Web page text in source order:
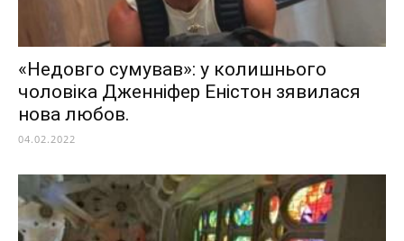
«Недовго сумував»: у колишнього
чоловіка Дженніфер Еністон зявилася
нова любов.
04.02.2022